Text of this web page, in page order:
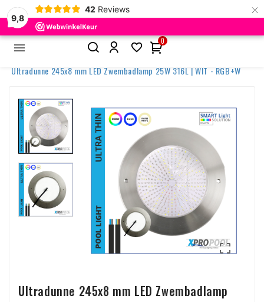
9,8
42 Reviews ×
 
0
Zwembadverlichting
Ultradunne lampen
Ultradunne 245x8 mm LED Zwembadlamp 25W 316L | WIT - RGB+W

Ultradunne 245x8 mm LED Zwembadlamp